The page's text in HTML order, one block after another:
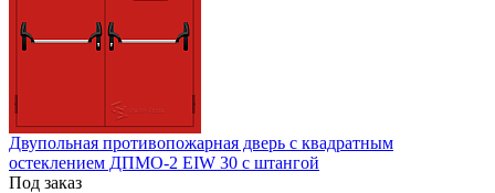
Двупольная противопожарная дверь с квадратным
остеклением ДПМО-2 EIW 30 с штангой
Под заказ